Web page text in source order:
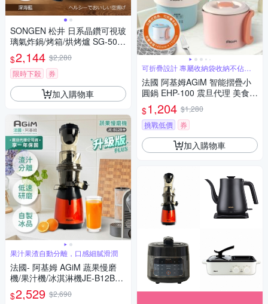
SONGEN 松井 日系晶鑽可視玻
璃氣炸鍋/烤箱/烘烤爐 SG-500
AF
$2,144 $2,280
限時下殺
券
加入購物車
果汁果渣自動分離，口感細膩滑潤
法國- 阿基姆 AGiM 蔬果慢磨
機/果汁機/冰淇淋機JE-B12B+P
LUS升級版 豆漿機 汁渣分離
$2,529 $2,690
可折疊設計 專屬收納袋收納不佔空
間
法國 阿基姆AGiM 智能摺疊小
圓鍋 EHP-100 震旦代理 美食鍋
快煮鍋 電火鍋
$1,204 $1,280
挑戰低價
券
加入購物車